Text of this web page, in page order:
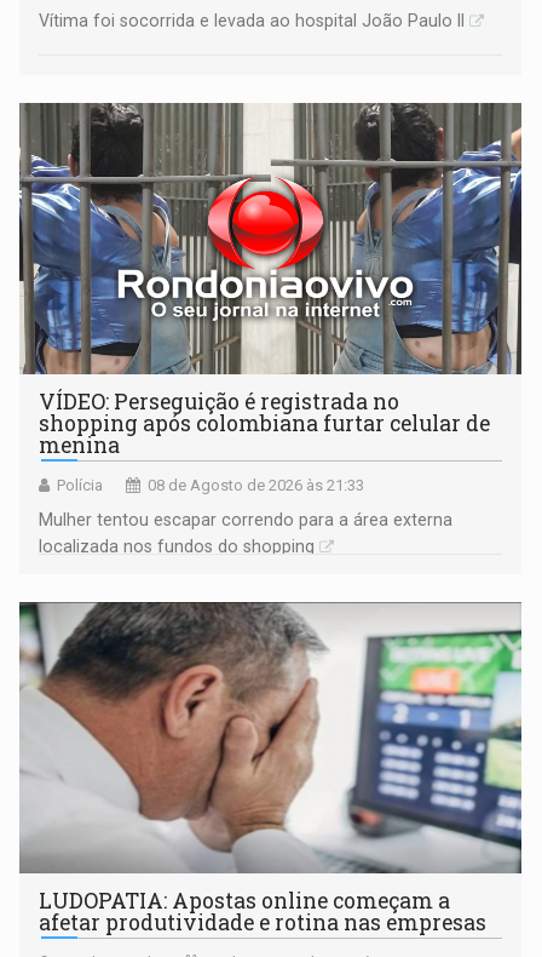
Vítima foi socorrida e levada ao hospital João Paulo II
VÍDEO: Perseguição é registrada no
shopping após colombiana furtar celular de
menina
Polícia 08 de Agosto de 2026 às 21:33
Mulher tentou escapar correndo para a área externa
localizada nos fundos do shopping
LUDOPATIA: Apostas online começam a
afetar produtividade e rotina nas empresas